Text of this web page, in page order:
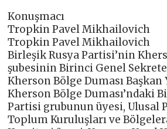
Konuşmacı
Tropkin Pavel Mikhailovich
Tropkin Pavel Mikhailovich
Birleşik Rusya Partisi’nin
şubesinin Birinci Genel Sekreter
Kherson Bölge Duması Başkan
Kherson Bölge Duması’ndaki
Partisi grubunun üyesi, Ulusal
Toplum Kuruluşları ve